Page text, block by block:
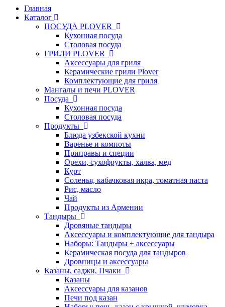
Главная
Каталог
ПОСУДА PLOVER
Кухонная посуда
Столовая посуда
ГРИЛИ PLOVER
Аксессуары для гриля
Керамические грили Plover
Комплектующие для гриля
Мангалы и печи PLOVER
Посуда
Кухонная посуда
Столовая посуда
Продукты
Блюда узбекской кухни
Варенье и компоты
Приправы и специи
Орехи, сухофрукты, халва, мед
Курт
Соленья, кабачковая икра, томатная паста
Рис, масло
Чай
Продукты из Армении
Тандыры
Дровяные тандыры
Аксессуары и комплектующие для тандыра
Наборы: Тандыры + аксессуары
Керамическая посуда для тандыров
Дровницы и аксессуары
Казаны, саджи, Пчаки
Казаны
Аксессуары для казанов
Печи под казан